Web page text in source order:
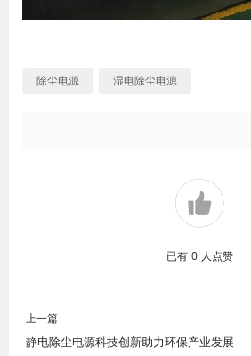
除尘电源 湿电除尘电源
已有 0 人点赞
上一篇
静电除尘电源科技创新助力环保产业发展